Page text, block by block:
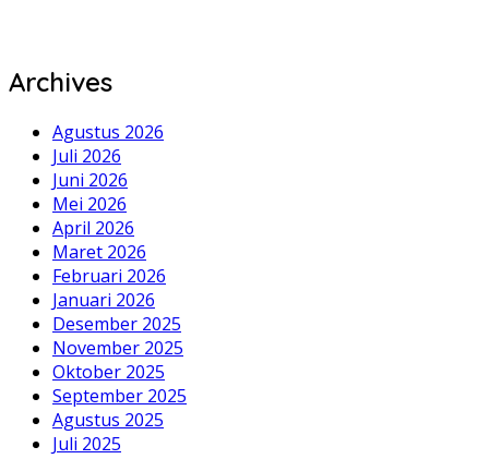
Archives
Agustus 2026
Juli 2026
Juni 2026
Mei 2026
April 2026
Maret 2026
Februari 2026
Januari 2026
Desember 2025
November 2025
Oktober 2025
September 2025
Agustus 2025
Juli 2025